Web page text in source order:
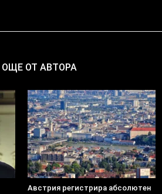
ОЩЕ ОТ АВТОРА
Австрия регистрира абсолютен